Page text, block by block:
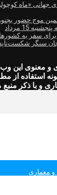
جهانی «ماه
موج حضور
15 مرداد
برای سفر به
سنگر
و معنوی این
استفاده از
و با ذکر
و معماری